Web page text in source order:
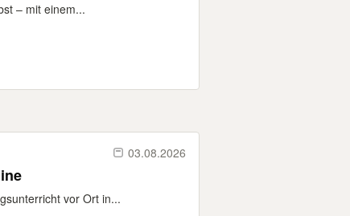
– mit einem...
03.08.2026
vor Ort in...